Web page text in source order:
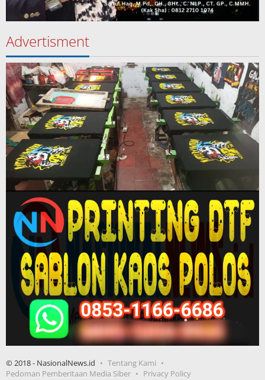
Advertisment
© 2018 - NasionalNews.id
Tentang Kami
Pedoman Pemberitaan Media Siber
Privacy Policy